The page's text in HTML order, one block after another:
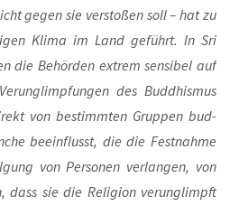
gegen sie ver­sto­ßen soll – hat zu
Kli­ma im Land geführt. In Sri
die Behör­den extrem sen­si­bel auf
des Bud­dhis­mus
von bestimm­ten Grup­pen bud­
beein­flusst, die die Fest­nah­me
von Per­so­nen ver­lan­gen, von
dass sie die Reli­gi­on ver­un­glimpft